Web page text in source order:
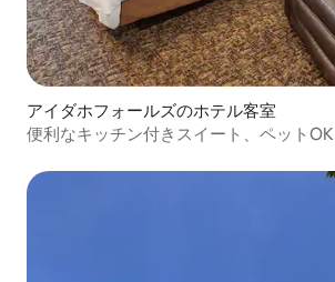
アイダホフォールズのホテル客室
便利なキッチン付きスイート、ペットOK